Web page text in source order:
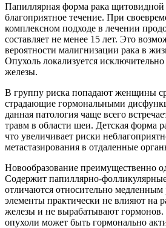
Папиллярная форма рака
благоприятное течение. При
комплексном подходе в лечении
составляет не менее 15 лет. Это
вероятности малигнизации рака в
Опухоль локализуется
железы.
В группу риска попадают женщины
страдающие гормональными
данная патология чаще всего
травм в области шеи. Детская форма
что увеличивает риски
метастазирования в отдаленные
Новообразование преимущественно
Содержит папиллярно-
отличаются относительно
элементы практически не влияют на
железы и не вырабатывают гормонов.
опухоли может быть гормонально